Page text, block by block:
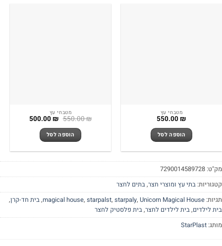
מטבחי עץ
550.00₪
הוספה לסל
מטבחי עץ
550.00₪ המחיר
היה:
550.00 ₪.
500.00₪ המחיר
הוספה לסל
7290014589728
בתי עץ ומוצרי חצר,בתים לחצר
magical house,starpalst,starpaly,Unicorn Magical House
,בית חד-קרן,
לילדים,בית לילדים לחצר,בית פלסטיק לחצר
StarPlast